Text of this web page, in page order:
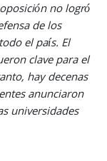
no logró
de los
el país. El
clave para el
hay decenas
anunciaron
universidades